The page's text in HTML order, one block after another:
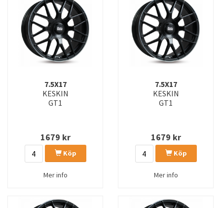
7.5X17
KESKIN
GT1
1679 kr
Köp
Mer info
7.5X17
KESKIN
GT1
1679 kr
Köp
Mer info